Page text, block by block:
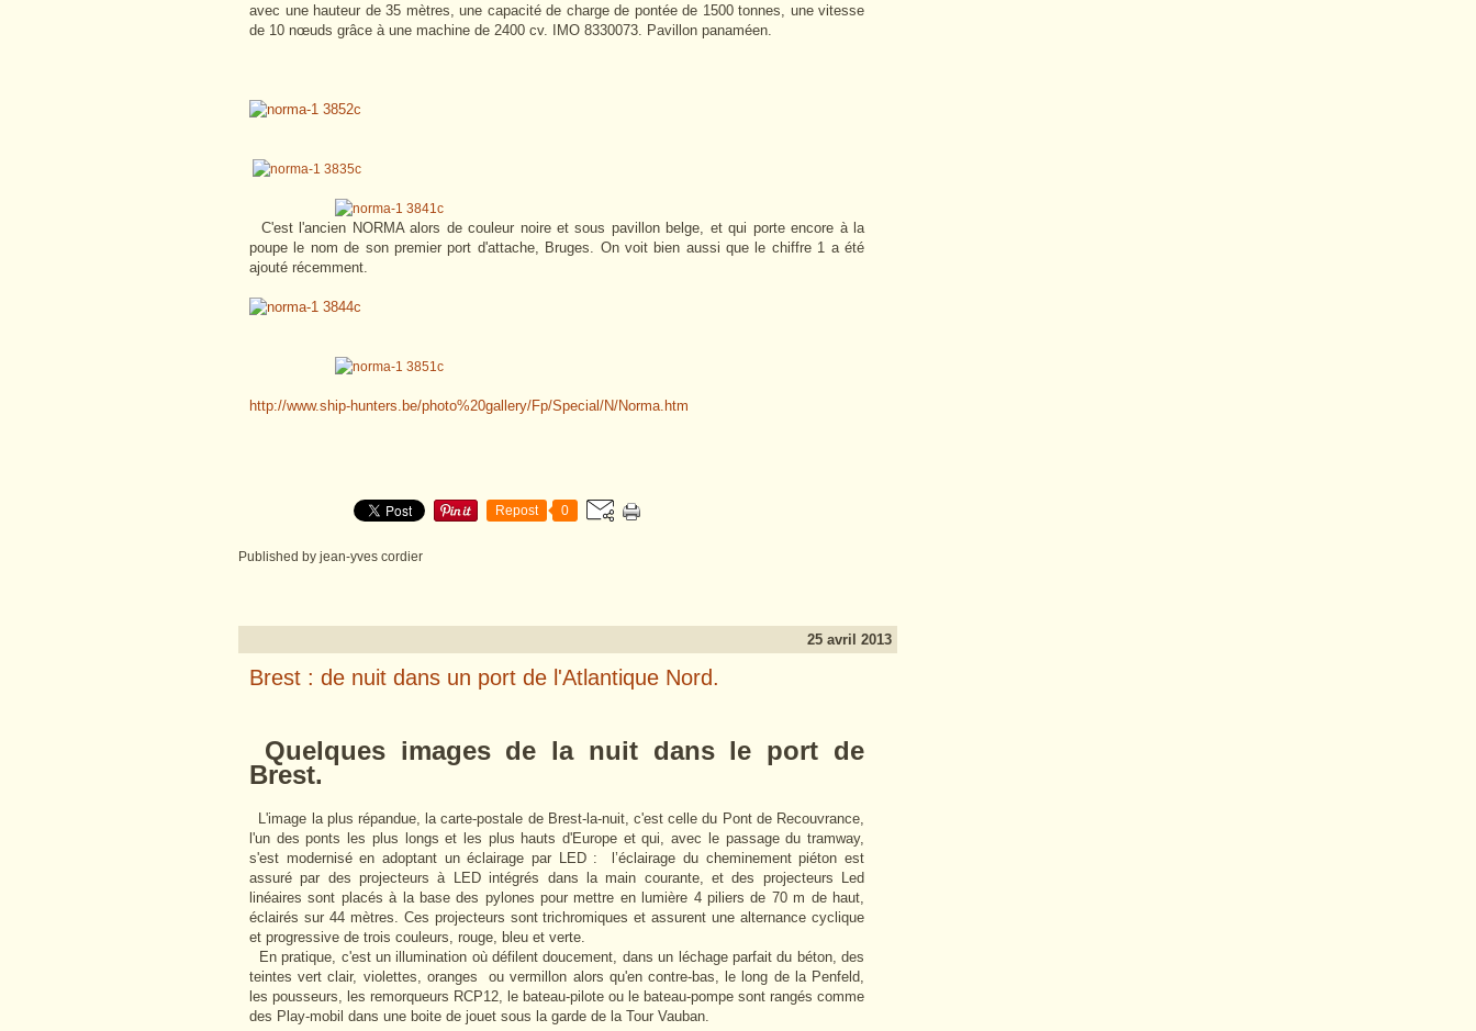
avec une hauteur de 35 mètres, une capacité de charge de pontée de 1500 tonnes, une vitesse
de 10 nœuds grâce à une machine de 2400 cv. IMO 8330073. Pavillon panaméen.
C'est l'ancien NORMA alors de couleur noire et sous pavillon belge, etqui porte encore à la
poupe le nom de son premier port d'attache, Bruges. On voit bien aussi que le chiffre 1 a été
ajouté récemment.
http://www.ship-hunters.be/photo%20gallery/Fp/Special/N/Norma.htm
Repost 0
Published by jean-yves cordier
25 avril 2013
Brest : de nuit dans un port de l'Atlantique Nord.
Quelques images de la nuit dans le port de
Brest.
L'image la plus répandue, la carte-postale de Brest-la-nuit, c'est celle du Pont de Recouvrance,
l'un des ponts les plus longs et les plus hauts d'Europe et qui, avec le passage du tramway,
s'est modernisé en adoptant un éclairage par LED : l’éclairage du cheminement piéton est
assuré par des projecteurs à LED intégrés dans la main courante, et des projecteurs Led
linéaires sont placés à la base des pylones pour mettre en lumière 4 piliers de 70 m de haut,
éclairés sur 44 mètres. Ces projecteurs sont trichromiques et assurent une alternance cyclique
et progressive de trois couleurs, rouge, bleu et verte.
En pratique, c'est un illumination où défilent doucement, dans un léchage parfait du béton, des
teintesvert clair, violettes, oranges ou vermillon alors qu'en contre-bas, le long de la Penfeld,
les pousseurs, les remorqueurs RCP12, le bateau-pilote ou le bateau-pompe sont rangés comme
des Play-mobil dans une boite de jouet sous la garde de la Tour Vauban.